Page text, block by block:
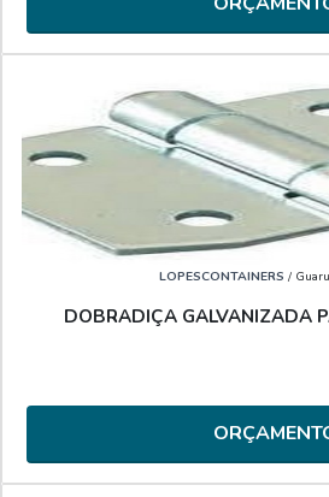
LOPESCONTAINERS /
DOBRADIÇA GALVANIZADA